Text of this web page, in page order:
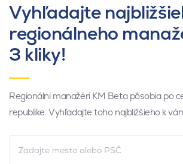
Vyhľadajte
regionálneho
3 kliky!
Regionálni manažéri KM Beta pôsobia po
republike. Vyhľadajte toho najbližšieho k